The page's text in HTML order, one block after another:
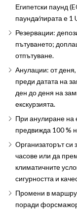
Египетски паунд
паунда∕лирата е 1
Резервации:
пътуването;
отпътуване.
Анулации: от
преди датата на
ден до деня на
екскурзията.
При анулиране на
предвижда 100 %
Организаторът си
часове или да
климатичните
сигурността и
Промени в
поради